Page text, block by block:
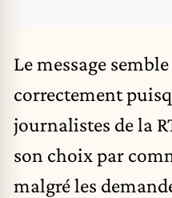
Le message
correctement
journalistes de la
son choix par
malgré les